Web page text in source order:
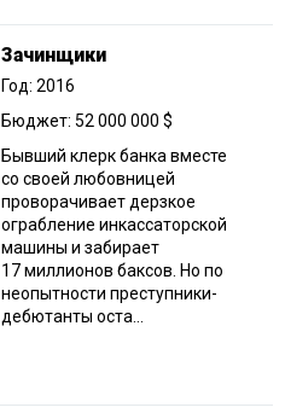
Зачинщики
Год: 2016
Бюджет: 52 000 000 $
Бывший клерк банка вместе
со своей любовницей
проворачивает дерзкое
ограбление инкассаторской
машины и забирает
17 миллионов баксов. Но по
неопытности преступники-
дебютанты оста...